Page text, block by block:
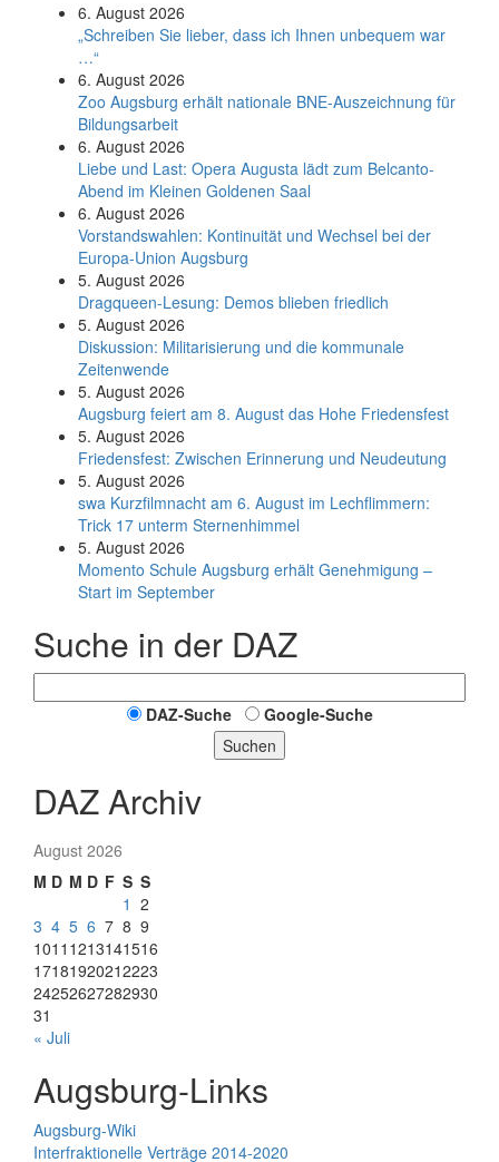
6. August 2026
„Schreiben Sie lieber, dass ich Ihnen unbequem war
…“
6. August 2026
Zoo Augsburg erhält nationale BNE-Auszeichnung für
Bildungsarbeit
6. August 2026
Liebe und Last: Opera Augusta lädt zum Belcanto-
Abend im Kleinen Goldenen Saal
6. August 2026
Vorstandswahlen: Kontinuität und Wechsel bei der
Europa-Union Augsburg
5. August 2026
Dragqueen-Lesung: Demos blieben friedlich
5. August 2026
Diskussion: Mi­li­ta­ri­sie­rung und die kommunale
Zeitenwende
5. August 2026
Augsburg feiert am 8. August das Hohe Friedensfest
5. August 2026
Friedensfest: Zwischen Erinnerung und Neudeutung
5. August 2026
swa Kurz­film­nacht am 6. August im Lech­flim­mern:
Trick 17 unterm Sternen­himmel
5. August 2026
Momento Schule Augsburg erhält Genehmigung –
Start im September
Suche in der DAZ
DAZ-Suche
Google-Suche
Suchen
DAZ Archiv
August 2026
M D M D F S S
1 2
3 4 5 6 7 8 9
1011 1213141516
17181920212223
24252627282930
31
« Juli
Augsburg-Links
Augsburg-Wiki
Interfraktionelle Verträge 2014-2020